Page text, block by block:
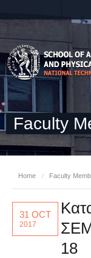
Faculty
Home / Faculty
31 OCT
2017
18